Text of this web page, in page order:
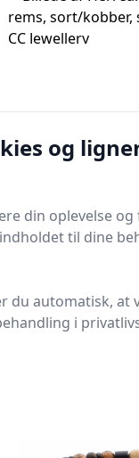
Herrearmbånd,
sort/kobber,
395 kr.
og
din oplevelse
til dine
du automatisk, at
i